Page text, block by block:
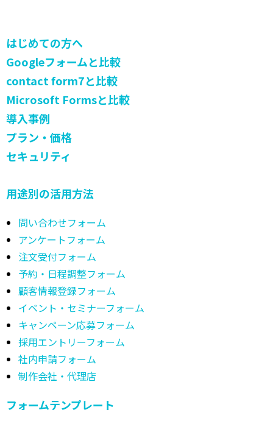
はじめての方へ
Googleフォームと比較
contact form7と比較
Microsoft Formsと比較
導入事例
プラン・価格
セキュリティ
用途別の活用方法
問い合わせフォーム
アンケートフォーム
注文受付フォーム
予約・日程調整フォーム
顧客情報登録フォーム
イベント・セミナーフォーム
キャンペーン応募フォーム
採用エントリーフォーム
社内申請フォーム
制作会社・代理店
フォームテンプレート